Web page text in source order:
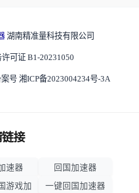
湖南精准量科技有限公司
可证 B1-20231050
号 湘ICP备2023004234号-3A
接
速器
回国加速器
游戏加
一键回国加速器